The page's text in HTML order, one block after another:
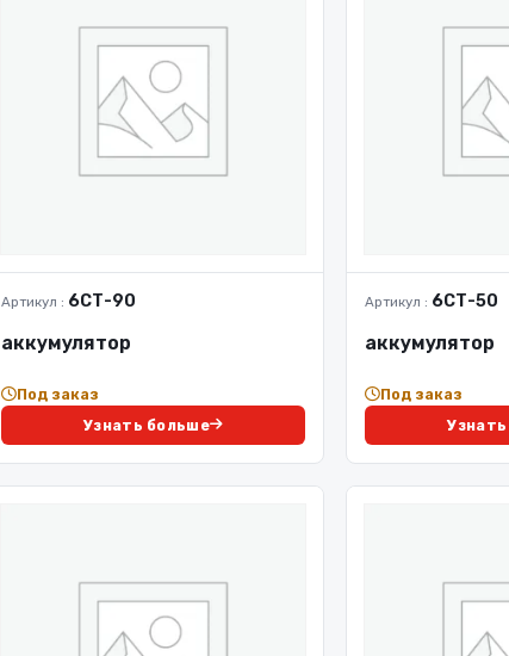
Артикул : 6СТ-90
аккумулятор
Под заказ
Узнать больше
Артикул : 6СТ-50
аккумулятор
Под заказ